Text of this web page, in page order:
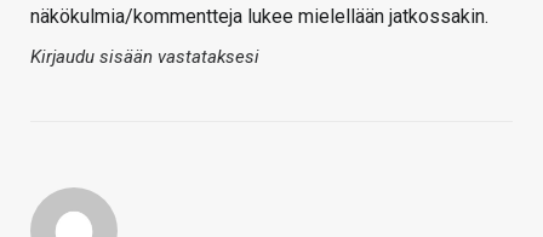
näkökulmia/kommentteja lukee mielellään jatkossakin.
Kirjaudu sisään vastataksesi